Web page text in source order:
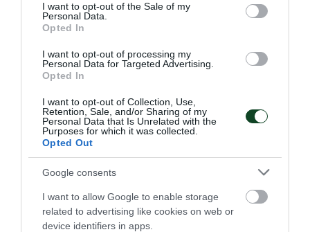
I want to opt-out of the Sale of my
Personal Data.
Opted In
I want to opt-out of processing my
Personal Data for Targeted Advertising.
Opted In
I want to opt-out of Collection, Use,
Retention, Sale, and/or Sharing of my
Personal Data that Is Unrelated with the
Purposes for which it was collected.
Opted Out
Google consents
I want to allow Google to enable storage
related to advertising like cookies on web or
device identifiers in apps.
Νίκη και πανέτοιμος για… τελικό
Ο Παναθηναϊκός επιβλήθηκε εκτός έδρας του Πήγασου
στην Αγία Παρασκευή με 12-2 και στρέφει την προσοχή του
στο καθοριστικό εκτός έδρας ματς με τους
Θρακομακεδόνες.